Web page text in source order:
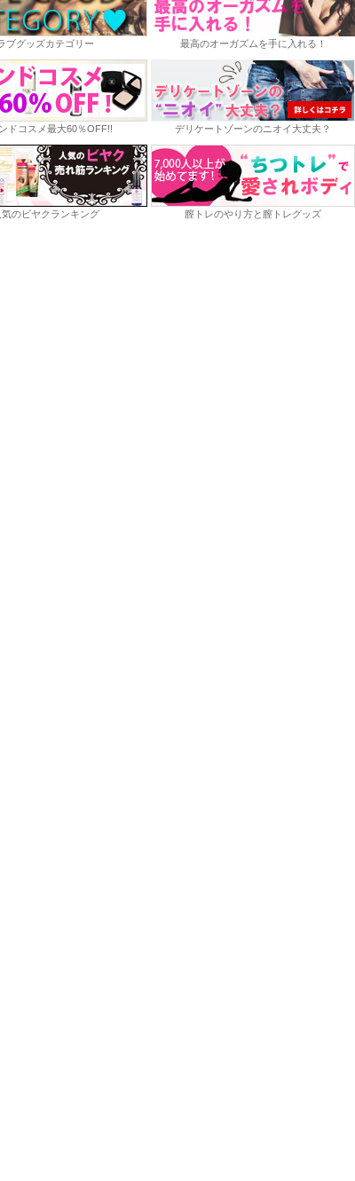
ブグッズカテゴリー 最高のオーガズムを手に入れる！
ドコスメ最大60％OFF!! デリケートゾーンのニオイ大丈夫？
のビヤクランキング 膣トレのやり方と膣トレグッズ